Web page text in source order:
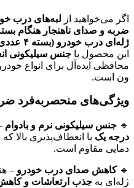
اگر می‌خواهید از لبه‌های درب
ضربه و صدای ناهنجار هنگام
ژله‌ای درب خودرو (بسته ۴ عددی)
این محصول با جنس سیلیکونی
محافظی ایده‌آل برای انواع
ون است.
ویژگی‌های منحصر‌به‌فرد
🔹 جنس سیلیکونی نرم و بادوام
درجه یک با انعطاف‌پذیری بالا
دمایی مقاوم است.
🔹کاهش صدای درب خودرو –
ژله‌ای به جذب ارتعاشات و